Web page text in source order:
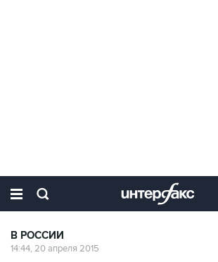
В РОССИИ
14:44, 20 апреля 2015